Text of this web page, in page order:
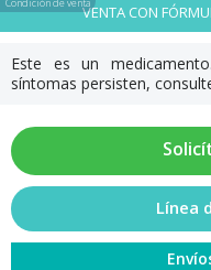
VENTA CON
Este es un
síntomas persisten,
Línea